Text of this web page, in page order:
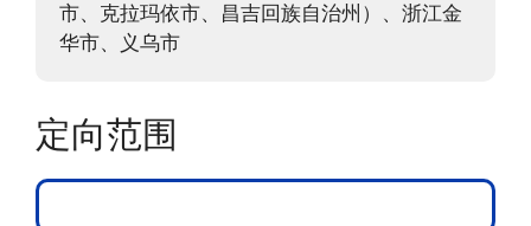
市、克拉玛依市、昌吉回族自治州）、浙江金
华市、义乌市
定向范围